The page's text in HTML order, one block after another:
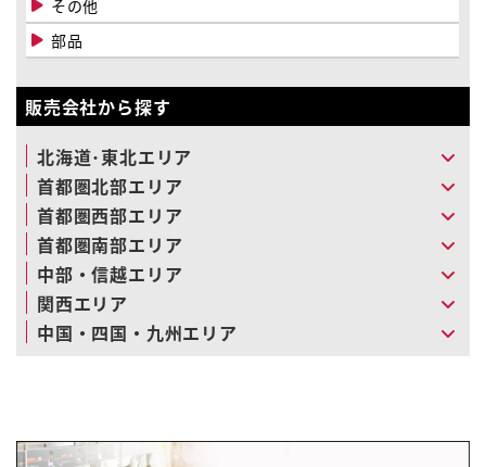
その他
部品
販売会社から探す
北海道･東北エリア
首都圏北部エリア
首都圏西部エリア
首都圏南部エリア
中部・信越エリア
関西エリア
中国・四国・九州エリア